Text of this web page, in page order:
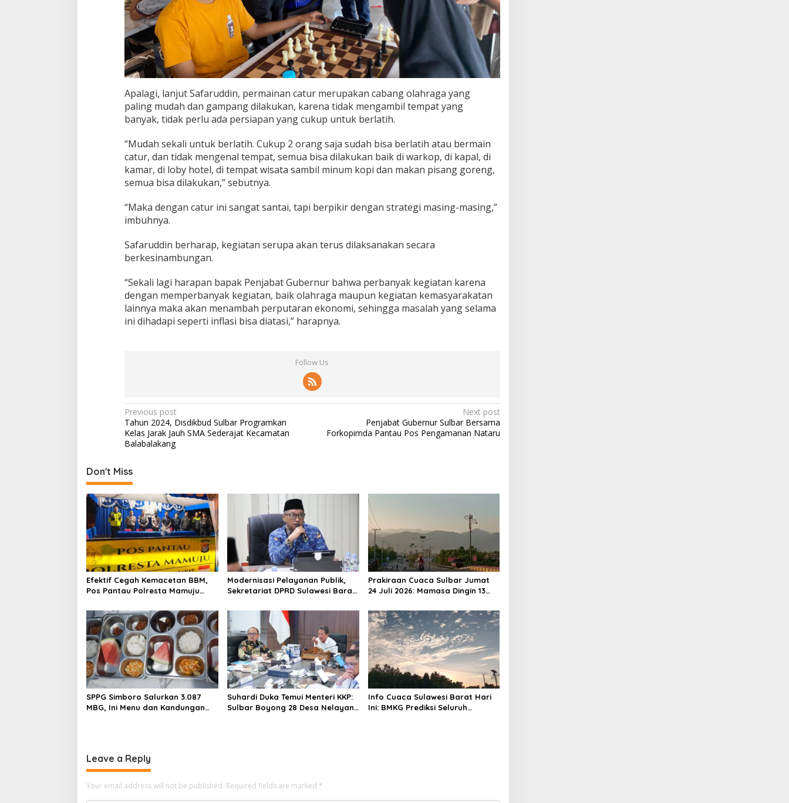
Apalagi, lanjut Safaruddin, permainan catur merupakan cabang olahraga yang
paling mudah dan gampang dilakukan, karena tidak mengambil tempat yang
banyak, tidak perlu ada persiapan yang cukup untuk berlatih.
“Mudah sekali untuk berlatih. Cukup 2 orang saja sudah bisa berlatih atau bermain
catur, dan tidak mengenal tempat, semua bisa dilakukan baik di warkop, di kapal, di
kamar, di loby hotel, di tempat wisata sambil minum kopi dan makan pisang goreng,
semua bisa dilakukan,” sebutnya.
“Maka dengan catur ini sangat santai, tapi berpikir dengan strategi masing-masing,”
imbuhnya.
Safaruddin berharap, kegiatan serupa akan terus dilaksanakan secara
berkesinambungan.
“Sekali lagi harapan bapak Penjabat Gubernur bahwa perbanyak kegiatan karena
dengan memperbanyak kegiatan, baik olahraga maupun kegiatan kemasyarakatan
lainnya maka akan menambah perputaran ekonomi, sehingga masalah yang selama
ini dihadapi seperti inflasi bisa diatasi,” harapnya.
Follow Us
P
o
s
n
a
v
i
g
a
t
i
o
n
Previous post
Tahun 2024, Disdikbud Sulbar Programkan
Kelas Jarak Jauh SMA Sederajat Kecamatan
Balabalakang
Next post
Penjabat Gubernur Sulbar Bersama
Forkopimda Pantau Pos Pengamanan Nataru
Don't Miss
Efektif Cegah Kemacetan BBM,
Pos Pantau Polresta Mamuju
Modernisasi Pelayanan Publik,
Sekretariat DPRD Sulawesi Barat
Prakiraan Cuaca Sulbar Jumat
24 Juli 2026: Mamasa Dingin 13
SPPG Simboro Salurkan 3.087
MBG, Ini Menu dan Kandungan
Suhardi Duka Temui Menteri KKP:
Sulbar Boyong 28 Desa Nelayan
Info Cuaca Sulawesi Barat Hari
Ini: BMKG Prediksi Seluruh
Leave a Reply
Your email address will not be published. Required fields are marked *